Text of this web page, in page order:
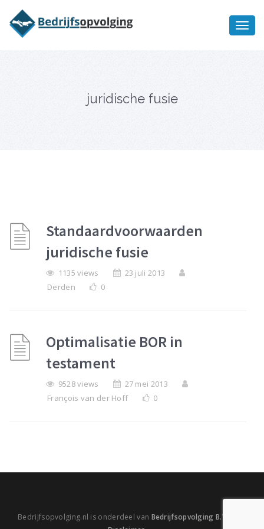
juridische fusie
Standaardvoorwaarden
juridische fusie
1135 views
23 juli 2013
Derden
0
Optimalisatie BOR in
testament
9528 views
27 mei 2013
François van der Hoff
0
Bedrijfsopvolging.nl is onderdeel van Bedrijfsopvolging B.V.
bedrijfsopvolging voor fiscaal
juridisch advies
Ik wil meer informatie